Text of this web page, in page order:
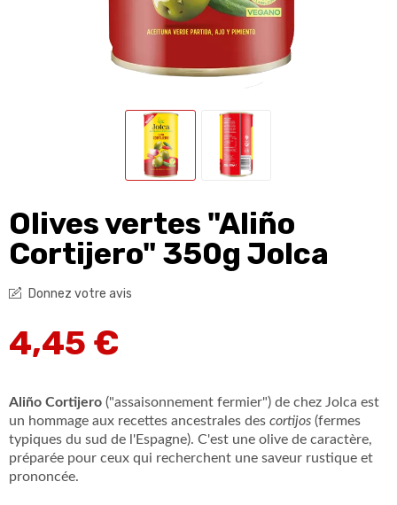
Olives vertes "Aliño
Cortijero" 350g Jolca
Donnez votre avis
4,45 €
Aliño Cortijero ("assaisonnement fermier") de chez Jolca est
un hommage aux recettes ancestrales des cortijos (fermes
typiques du sud de l'Espagne). C'est une olive de caractère,
préparée pour ceux qui recherchent une saveur rustique et
prononcée.